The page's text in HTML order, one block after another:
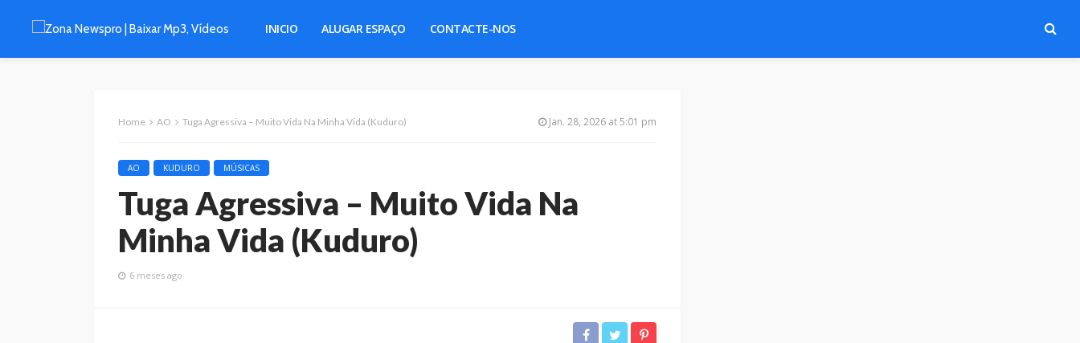
INICIO ALUGAR ESPAÇO CONTACTE-NOS
Home AO Tuga Agressiva – Muito Vida Na Minha Vida (Kuduro) Jan. 28, 2026 at 5:01 pm
AO KUDURO MÚSICAS
Tuga Agressiva – Muito Vida Na
Minha Vida (Kuduro)
6 meses ago